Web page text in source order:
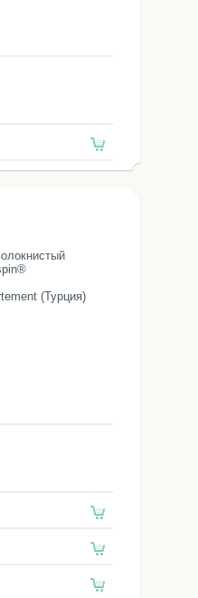
(Турция)